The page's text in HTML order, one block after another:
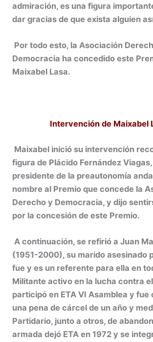
admiración, es una figura
dar gracias de que exista alguien
Por todo esto, la Asociación
Democracia ha concedido este
Maixabel Lasa.
Intervención de Maixabel
Maixabel inició su intervención
figura de Plácido Fernández
presidente de la preautonomía
nombre al Premio que concede la
Derecho y Democracia, y dijo
por la concesión de este Premio.
A continuación, se refirió a Juan
(1951-2000), su marido asesinado
fue y es un referente para ella en
Militante activo en la lucha contra
participó en ETA VI Asamblea y fue
una pena de cárcel de un año y
Partidario, junto a otros, de
armada dejó ETA en 1972 y se